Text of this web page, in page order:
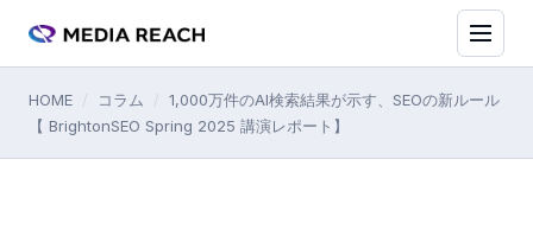
HOME コラム
1,000万件のAI検索結果が示す、SEOの新ルール
【 BrightonSEO Spring 2025 講演レポート】